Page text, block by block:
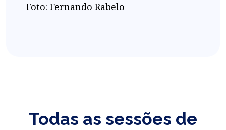
Foto: Fernando Rabelo
Todas as sessões de